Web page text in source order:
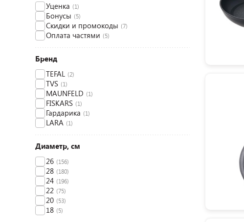
Уценка (1)
Бонусы (5)
Скидки и промокоды (7)
Оплата частями (5)
Бренд
TEFAL (2)
TVS (1)
MAUNFELD (1)
FISKARS (1)
Гардарика (1)
LARA (1)
Диаметр, см
26 (156)
28 (180)
24 (196)
22 (75)
20 (53)
18 (5)